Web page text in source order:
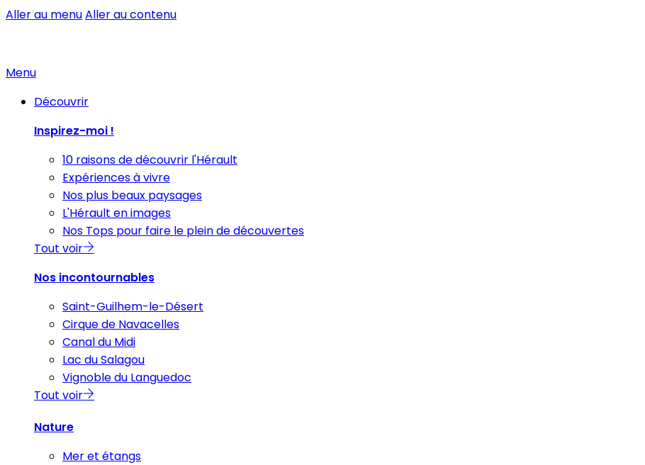
Aller au menuAller au contenu
Menu
Découvrir
Inspirez-moi !
10 raisons de découvrir l'Hérault
Expériences à vivre
Nos plus beaux paysages
L'Hérault en images
Nos Tops pour faire le plein de découvertes
Tout voir
Nos incontournables
Saint-Guilhem-le-Désert
Cirque de Navacelles
Canal du Midi
Lac du Salagou
Vignoble du Languedoc
Tout voir
Nature
Mer et étangs